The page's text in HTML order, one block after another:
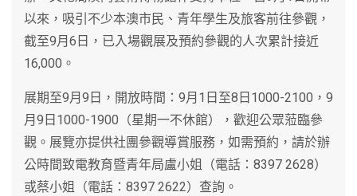
以來，吸引不少本澳市民、青年學生及旅客前往參觀，
截至9月6日，已入場觀展及預約參觀的人次累計接近
16,000。
展期至9月9日，開放時間：9月1日至8日1000-2100，9
月9日1000-1900（星期一不休館），歡迎公眾蒞臨參
觀。展覽亦提供社團參觀導賞服務，如需預約，請於辦
公時間致電教育暨青年局盧小姐（電話：8397 2628）
或蔡小姐（電話：8397 2622）查詢。